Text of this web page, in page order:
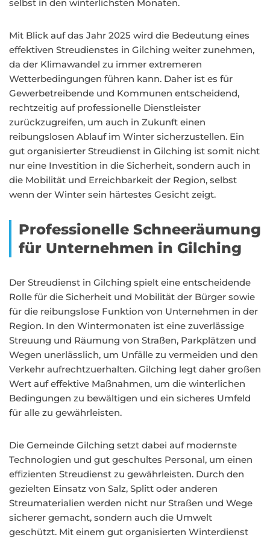
selbst in den winterlichsten Monaten.
Mit Blick auf das Jahr 2025 wird die Bedeutung eines
effektiven Streudienstes in Gilching weiter zunehmen,
da der Klimawandel zu immer extremeren
Wetterbedingungen führen kann. Daher ist es für
Gewerbetreibende und Kommunen entscheidend,
rechtzeitig auf professionelle Dienstleister
zurückzugreifen, um auch in Zukunft einen
reibungslosen Ablauf im Winter sicherzustellen. Ein
gut organisierter Streudienst in Gilching ist somit nicht
nur eine Investition in die Sicherheit, sondern auch in
die Mobilität und Erreichbarkeit der Region, selbst
wenn der Winter sein härtestes Gesicht zeigt.
Professionelle Schneeräumung
für Unternehmen in Gilching
Der Streudienst in Gilching spielt eine entscheidende
Rolle für die Sicherheit und Mobilität der Bürger sowie
für die reibungslose Funktion von Unternehmen in der
Region. In den Wintermonaten ist eine zuverlässige
Streuung und Räumung von Straßen, Parkplätzen und
Wegen unerlässlich, um Unfälle zu vermeiden und den
Verkehr aufrechtzuerhalten. Gilching legt daher großen
Wert auf effektive Maßnahmen, um die winterlichen
Bedingungen zu bewältigen und ein sicheres Umfeld
für alle zu gewährleisten.
Die Gemeinde Gilching setzt dabei auf modernste
Technologien und gut geschultes Personal, um einen
effizienten Streudienst zu gewährleisten. Durch den
gezielten Einsatz von Salz, Splitt oder anderen
Streumaterialien werden nicht nur Straßen und Wege
sicherer gemacht, sondern auch die Umwelt
geschützt. Mit einem gut organisierten Winterdienst